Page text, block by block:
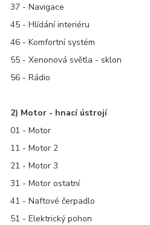
37 - Navigace
45 - Hlídání interiéru
46 - Komfortní systém
55 - Xenonová světla - sklon
56 - Rádio
2) Motor - hnací ústrojí
01 - Motor
11 - Motor 2
21 - Motor 3
31 - Motor ostatní
41 - Naftové čerpadlo
51 - Elektrický pohon